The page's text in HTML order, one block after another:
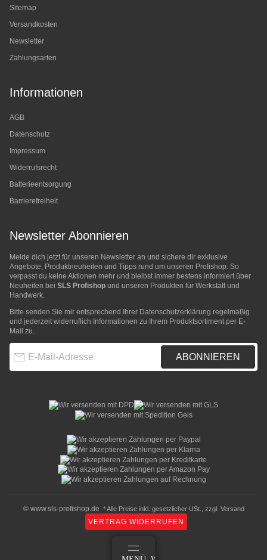
Sitemap
Versandkosten
Newsletter
Zahlungsarten
Informationen
AGB
Datenschutz
Impressum
Widerrufsrecht
Batterieentsorgung
Barrierefreiheit
Newsletter Abonnieren
Melde dich jetzt für unseren Newsletter an und sichere dir exklusive
Angebote, Produktneuheiten und Tipps rund um unseren Profishop. So
verpasst du keine Aktionen mehr und bleibst immer bestens informiert über
Neuheiten bei SLS Profishop und unseren Produkten für Werkstatt und
Handwerk.
Bitte senden Sie mir entsprechend Ihrer Datenschutzerklärung regelmäßig
und jederzeit widerruflich Informationen zu Ihrem Produktsortiment per E-
Mail zu.
ABONNIEREN
© www.sls-profishop.de * Alle Preise inkl. gesetzlicher USt., zzgl. Versand
VERTRAG WIDERRUFEN